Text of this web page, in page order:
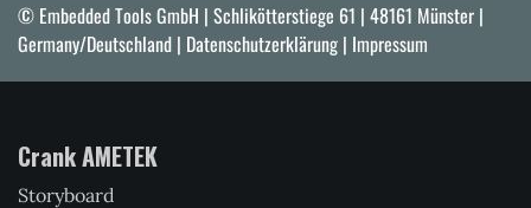
© Embedded Tools GmbH | Schlikötterstiege 61 | 48161 Münster |
Germany/Deutschland | Datenschutzerklärung | Impressum
Crank AMETEK
Storyboard